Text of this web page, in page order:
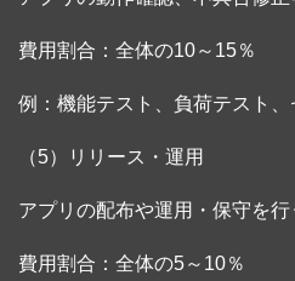
費用割合：全体の10～15％
例：機能テスト、負荷テスト、
（5）リリース・運用
アプリの配布や運用・保守を行
費用割合：全体の5～10％